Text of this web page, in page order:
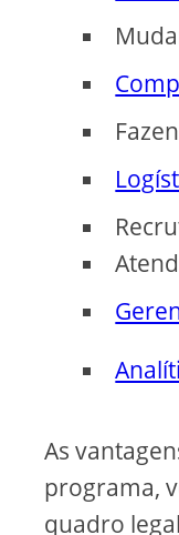
As
programa,
quadro